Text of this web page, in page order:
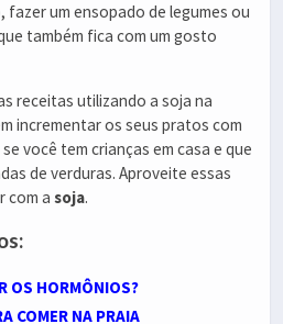
um ensopado de legumes ou
também fica com um gosto
receitas utilizando a soja na
incrementar os seus pratos com
você tem crianças em casa e que
de verduras. Aproveite essas
com a soja.
OS HORMÔNIOS?
COMER NA PRAIA